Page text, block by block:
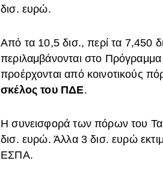
δισ. ευρώ.
Από τα 10,5 δισ., περί τα 7,450
περιλαμβάνονται στο
προέρχονται από κοινοτικούς
σκέλος του ΠΔΕ.
Η συνεισφορά των πόρων του
δισ. ευρώ. Άλλα 3 δισ. ευρώ
ΕΣΠΑ.